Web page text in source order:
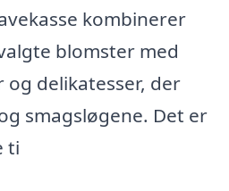
kombinerer
blomster med
delikatesser, der
smagsløgene. Det er
ti